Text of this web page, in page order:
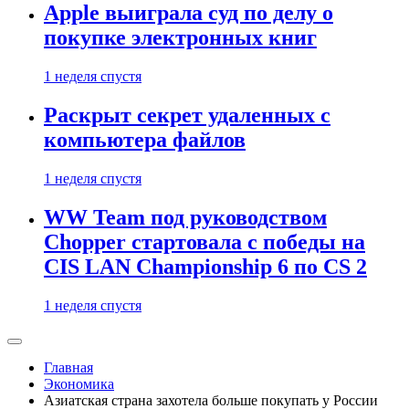
Apple выиграла суд по делу о
покупке электронных книг
1 неделя спустя
Раскрыт секрет удаленных с
компьютера файлов
1 неделя спустя
WW Team под руководством
Chopper стартовала с победы на
CIS LAN Championship 6 по CS 2
1 неделя спустя
Главная
Экономика
Азиатская страна захотела больше покупать у России